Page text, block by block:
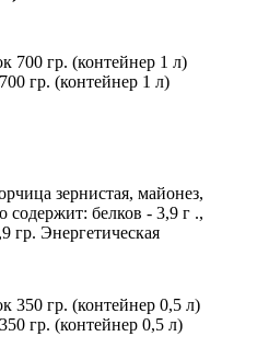
гр. (контейнер 1 л)
зернистая, майонез,
содержит: белков - 3,9 г .,
гр. Энергетическая
гр. (контейнер 0,5 л)